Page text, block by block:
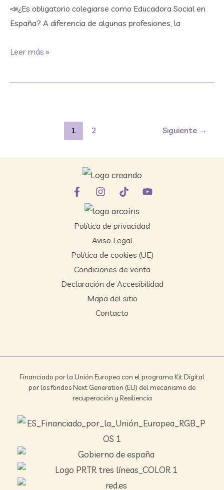
📣​¿Es obligatorio colegiarse como Educadora Social en
España? A diferencia de algunas profesiones, la
Leer más »
1 2 Siguiente →
Política de privacidad
Aviso Legal
Política de cookies (UE)
Condiciones de venta
Declaración de Accesibilidad
Mapa del sitio
Contacto
Financiado por la Unión Europea con el programa Kit Digital
por los fondos Next Generation (EU) del mecanismo de
recuperación y Resiliencia